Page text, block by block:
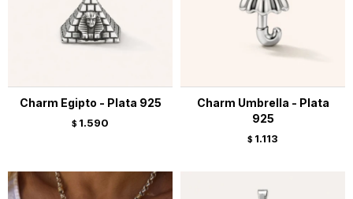
Charm Egipto - Plata 925
$ 1.590
Charm Umbrella - Plata
925
$ 1.113